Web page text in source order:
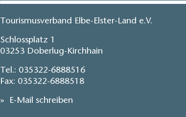
Tourismusverband Elbe-Elster-Land e.V.
Schlossplatz 1
03253 Doberlug-Kirchhain
Tel.: 035322-6888516
Fax: 035322-6888518
E-Mail schreiben